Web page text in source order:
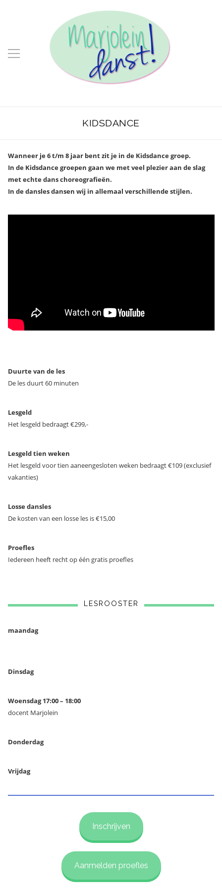
KIDSDANCE
Wanneer je 6 t/m 8 jaar bent zit je in de Kidsdance groep.
In de Kidsdance groepen gaan we met veel plezier aan de slag
met echte dans choreografieën.
In de dansles dansen wij in allemaal verschillende stijlen.
Duurte van de les
De les duurt 60 minuten
Lesgeld
Het lesgeld bedraagt €299,-
Lesgeld tien weken
Het lesgeld voor tien aaneengesloten weken bedraagt €109 (exclusief
vakanties)
Losse dansles
De kosten van een losse les is €15,00
Proefles
Iedereen heeft recht op één gratis proefles
LESROOSTER
maandag
Dinsdag
Woensdag 17:00 – 18:00
docent Marjolein
Donderdag
Vrijdag
Inschrijven
Aanmelden proefles